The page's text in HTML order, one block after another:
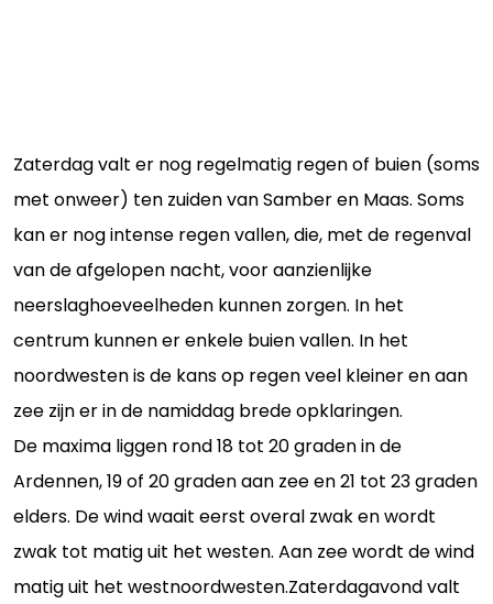
Zaterdag valt er nog regelmatig regen of buien (soms
met onweer) ten zuiden van Samber en Maas. Soms
kan er nog intense regen vallen, die, met de regenval
van de afgelopen nacht, voor aanzienlijke
neerslaghoeveelheden kunnen zorgen. In het
centrum kunnen er enkele buien vallen. In het
noordwesten is de kans op regen veel kleiner en aan
zee zijn er in de namiddag brede opklaringen.
De maxima liggen rond 18 tot 20 graden in de
Ardennen, 19 of 20 graden aan zee en 21 tot 23 graden
elders. De wind waait eerst overal zwak en wordt
zwak tot matig uit het westen. Aan zee wordt de wind
matig uit het westnoordwesten.Zaterdagavond valt